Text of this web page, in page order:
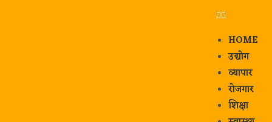
HOME
उद्योग
व्यापार
रोजगार
शिक्षा